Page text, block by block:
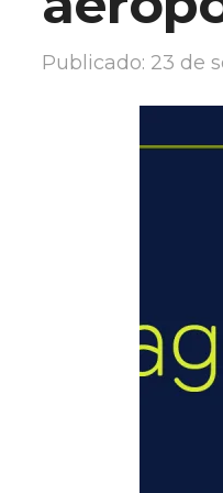
Publicado: 23 de